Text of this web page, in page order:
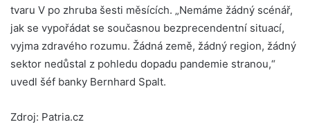
tvaru V po zhruba šesti měsících. „Nemáme žádný scénář,
jak se vypořádat se současnou bezprecendentní situací,
vyjma zdravého rozumu. Žádná země, žádný region, žádný
sektor nedůstal z pohledu dopadu pandemie stranou,“
uvedl šéf banky Bernhard Spalt.
Zdroj: Patria.cz